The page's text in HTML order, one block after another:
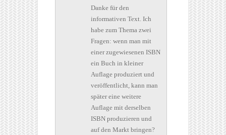
Danke für den
informativen Text. Ich
habe zum Thema zwei
Fragen: wenn man mit
einer zugewiesenen ISBN
ein Buch in kleiner
Auflage produziert und
veröffentlicht, kann man
später eine weitere
Auflage mit derselben
ISBN produzieren und
auf den Markt bringen?